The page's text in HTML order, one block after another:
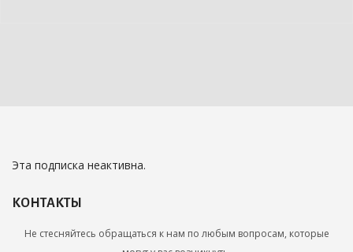
Эта подписка неактивна.
КОНТАКТЫ
Не стесняйтесь обращаться к нам по любым вопросам, которые